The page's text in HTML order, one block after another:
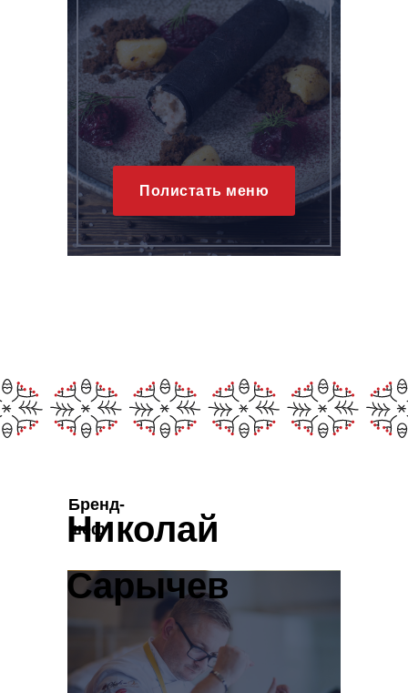
Полистать меню
Бренд-
шеф
Николай
Сарычев